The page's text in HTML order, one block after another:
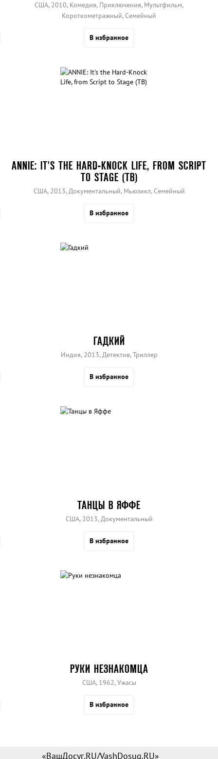
США, 2010, Комедия, Приключения, Мультфильм,
Короткометражный, Семейный
В избранное
ANNIE: IT'S THE HARD-KNOCK LIFE, FROM SCRIPT
TO STAGE (ТВ)
США, 2013, Документальный, Мьюзикл, Семейный
В избранное
ГАДКИЙ
Индия, 2013, Детектив, Триллер
В избранное
ТАНЦЫ В ЯФФЕ
США, 2013, Документальный
В избранное
РУКИ НЕЗНАКОМЦА
США, 1962, Ужасы
В избранное
«ВашДосуг.RU/VashDosug.RU»